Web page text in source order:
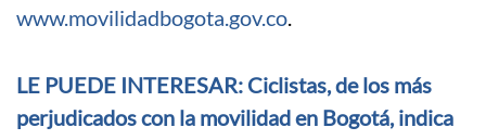
www.movilidadbogota.gov.co.
LE PUEDE INTERESAR: Ciclistas, de los más
perjudicados con la movilidad en Bogotá, indica